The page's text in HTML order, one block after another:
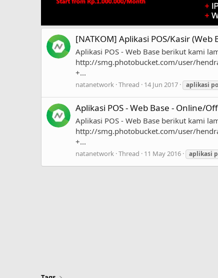
[NATKOM] Aplikasi POS/Kasir (Web
Aplikasi POS - Web Base berikut kami
http://smg.photobucket.com/user/
+...
natanetwork Thread 14 Jun 2017 aplikasi
Aplikasi POS - Web Base - Online/
Aplikasi POS - Web Base berikut kami
http://smg.photobucket.com/user/
+...
natanetwork Thread 11 May 2016 aplikasi